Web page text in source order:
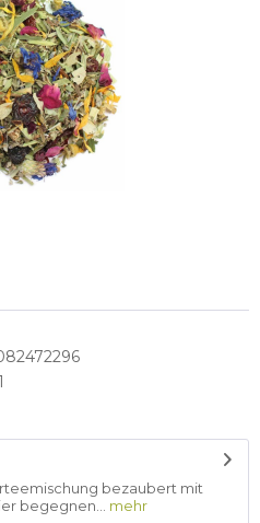
bezaubert mit
begegnen...
mehr